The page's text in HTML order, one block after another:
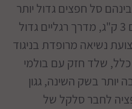
סל חפצים גדול יותר
היכול להחזיק עד 5 ק"ג במקום 3 ק"ג, מדרך רגליים גדול
נשיאה מרופדת בניגוד
שלד חזק עם בולמי
יותר בשק השינה, גגון
לחבר סלקל של